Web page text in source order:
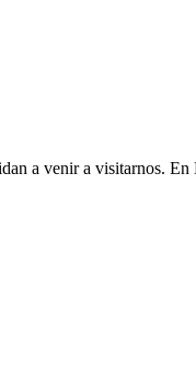
a venir a visitarnos.